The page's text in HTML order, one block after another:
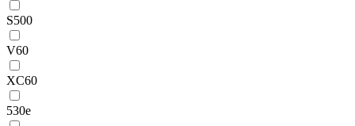
S500
V60
XC60
530e